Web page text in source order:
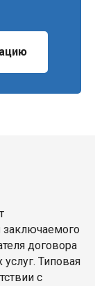
заключаемого
договора
Типовая
с